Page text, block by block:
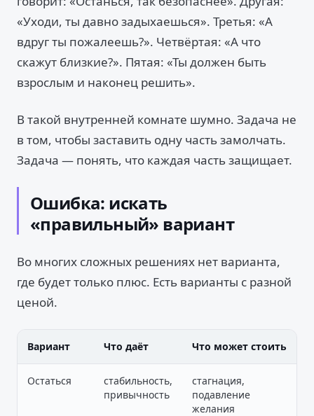
«Уходи, ты давно задыхаешься». Третья: «А
вдруг ты пожалеешь?». Четвёртая: «А что
скажут близкие?». Пятая: «Ты должен быть
взрослым и наконец решить».
В такой внутренней комнате шумно. Задача не
в том, чтобы заставить одну часть замолчать.
Задача — понять, что каждая часть защищает.
Ошибка: искать
«правильный» вариант
Во многих сложных решениях нет варианта,
где будет только плюс. Есть варианты с разной
ценой.
Вариант Что даёт Что может стоить
Остаться
стабильность,
привычность
стагнация,
подавление
желания